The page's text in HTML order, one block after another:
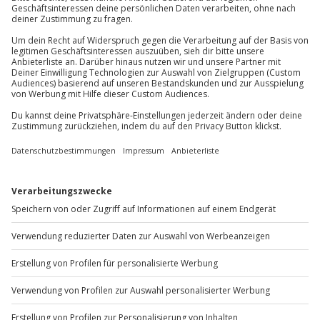
81671 München
Du erreichst uns telefonisch zu folgenden Zeiten,
außer an bundesweiten Feiertagen:
Mo-Fr: 8-20 Uhr | Sa: 10-16 Uhr
Du möchtest als Firma bestellen?
Sichere Dir attraktive Firmenkunden Vorteile.
Mo-Fr: 9-17 Uhr
b2b@jochen-schweizer.de
www.b2b.jochen-schweizer.de/
Artikelnummer 12286